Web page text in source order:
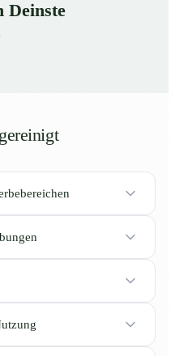
Deinste